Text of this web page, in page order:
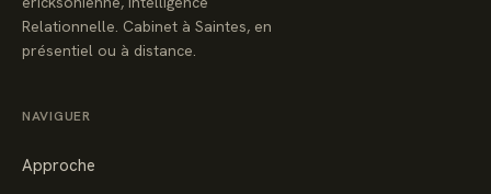
Relationnelle. Cabinet à Saintes, en
présentiel ou à distance.
NAVIGUER
Approche